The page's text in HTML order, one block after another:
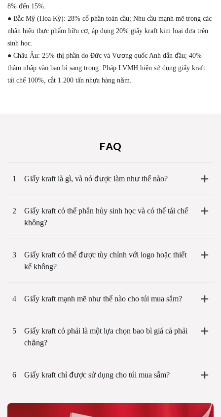
8% đến 15%.
● Bắc Mỹ (Hoa Kỳ): 28% cổ phần toàn cầu; Nhu cầu mạnh mẽ trong các
nhãn hiệu thực phẩm hữu cơ, áp dụng 20% ​​giấy kraft kim loại dựa trên
sinh học.
● Châu Âu: 25% thị phần do Đức và Vương quốc Anh dẫn đầu; 40%
thâm nhập vào bao bì sang trọng. Pháp LVMH hiện sử dụng giấy kraft
tái chế 100%, cắt 1.200 tấn nhựa hàng năm.
FAQ
1 Giấy kraft là gì, và nó được làm như thế nào?
2
Giấy kraft có thể phân hủy sinh học và có thể tái chế
không?
3
Giấy kraft có thể được tùy chỉnh với logo hoặc thiết
kế không?
4 Giấy kraft mạnh mẽ như thế nào cho túi mua sắm?
5
Giấy kraft có phải là một lựa chọn bao bì giá cả phải
chăng?
6 Giấy kraft chỉ được sử dụng cho túi mua sắm?